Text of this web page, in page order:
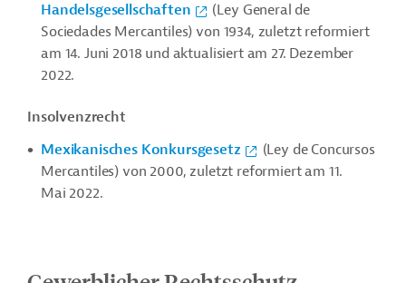
Handelsgesellschaften
(Ley General de
Sociedades Mercantiles) von 1934, zuletzt reformiert
am 14. Juni 2018 und aktualisiert am 27. Dezember
2022.
Insolvenzrecht
Mexikanisches Konkursgesetz
(Ley de Concursos
Mercantiles) von 2000, zuletzt reformiert am 11.
Mai 2022.